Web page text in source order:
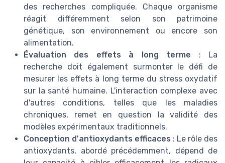
des recherches compliquée. Chaque organisme
réagit différemment selon son patrimoine
génétique, son environnement ou encore son
alimentation.
Évaluation des effets à long terme : La
recherche doit également surmonter le défi de
mesurer les effets à long terme du stress oxydatif
sur la santé humaine. L'interaction complexe avec
d'autres conditions, telles que les maladies
chroniques, remet en question la validité des
modèles expérimentaux traditionnels.
Conception d'antioxydants efficaces : Le rôle des
antioxydants, abordé précédemment, dépend de